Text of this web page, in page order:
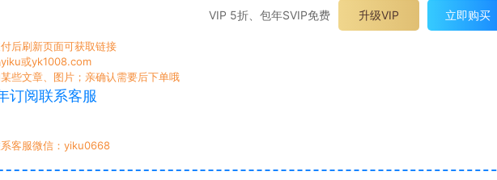
VIP 5折、包年SVIP免费 升级VIP 立即购买
后刷新页面可获取链接
或yk1008.com
些文章、图片；亲确认需要后下单哦
订阅联系客服
客服微信：yiku0668